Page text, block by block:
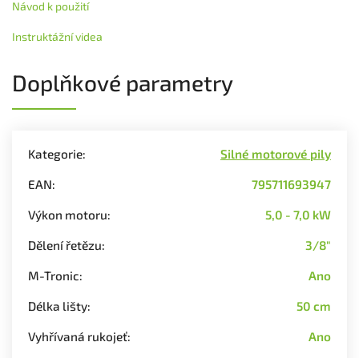
Návod k použití
Instruktážní videa
Doplňkové parametry
Kategorie: Silné motorové pily
EAN: 795711693947
Výkon motoru: 5,0 - 7,0 kW
Dělení řetězu: 3/8"
M-Tronic: Ano
Délka lišty: 50 cm
Vyhřívaná rukojeť: Ano